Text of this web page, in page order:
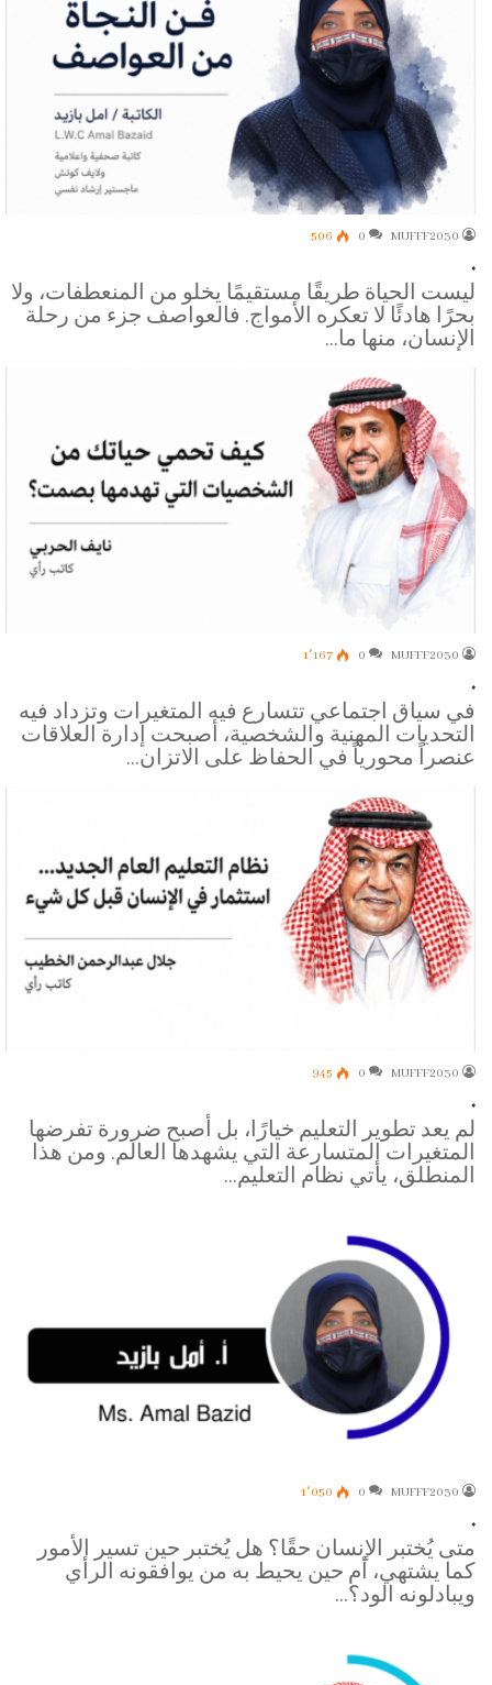
MUFFF2030
0
506
.
ليست الحياة طريقًا مستقيمًا يخلو من المنعطفات، ولا
بحرًا هادئًا لا تعكره الأمواج. فالعواصف جزء من رحلة
الإنسان، منها ما…
MUFFF2030
0 1٬167
.
في سياق اجتماعي تتسارع فيه المتغيرات وتزداد فيه
التحديات المهنية والشخصية، أصبحت إدارة العلاقات
عنصراً محورياً في الحفاظ على الاتزان…
MUFFF2030
0
945
.
لم يعد تطوير التعليم خيارًا، بل أصبح ضرورة تفرضها
المتغيرات المتسارعة التي يشهدها العالم. ومن هذا
المنطلق، يأتي نظام التعليم…
MUFFF2030
0 1٬050
.
متى يُختبر الإنسان حقًا؟ هل يُختبر حين تسير الأمور
كما يشتهي، أم حين يحيط به من يوافقونه الرأي
ويبادلونه الود؟…